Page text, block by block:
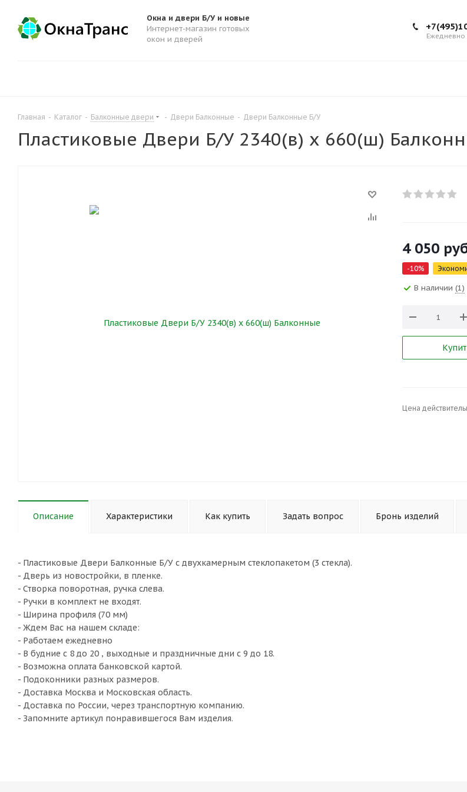
Окна и двери Б/У и новые
Интернет-магазин готовых
окон и дверей
Ежедневно
Главная - Каталог - Балконные двери - Двери Балконные - Двери Балконные Б/У
Пластиковые Двери Б/У 2340(в) х 660(ш)
4 050
-10%
В наличии (1)
Цена
Описание Характеристики Как купить Задать вопрос Бронь изделий
- Пластиковые Двери Балконные Б/У с двухкамерным стеклопакетом (3 стекла).
- Дверь из новостройки, в пленке.
- Створка поворотная, ручка слева.
- Ручки в комплект не входят.
- Ширина профиля (70 мм)
- Ждем Вас на нашем складе:
- Работаем ежедневно
- В будние с 8 до 20 , выходные и праздничные дни с 9 до 18.
- Возможна оплата банковской картой.
- Подоконники разных размеров.
- Доставка Москва и Московская область.
- Доставка по России, через транспортную компанию.
- Запомните артикул понравившегося Вам изделия.